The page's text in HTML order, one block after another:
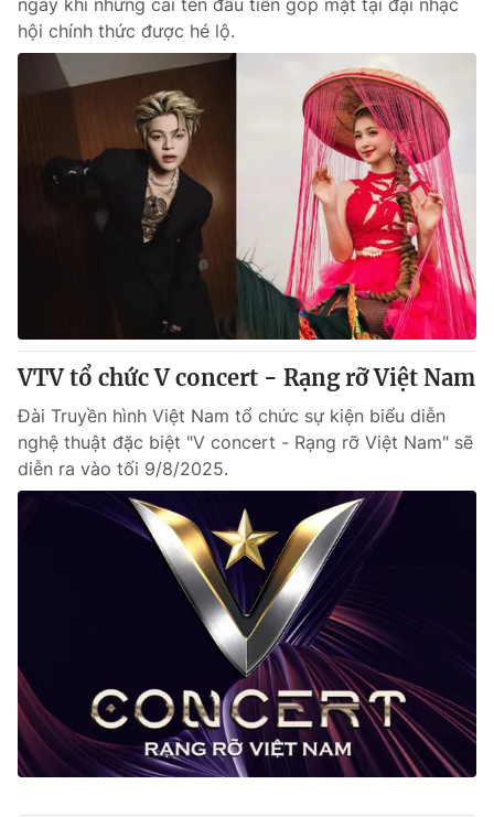
ngày khi những cái tên đầu tiên góp mặt tại đại nhạc
hội chính thức được hé lộ.
VTV tổ chức V concert - Rạng rỡ Việt Nam
Đài Truyền hình Việt Nam tổ chức sự kiện biểu diễn
nghệ thuật đặc biệt "V concert - Rạng rỡ Việt Nam" sẽ
diễn ra vào tối 9/8/2025.